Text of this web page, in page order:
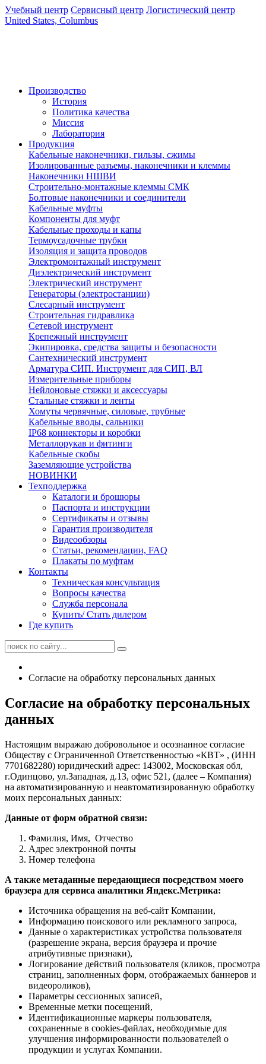
Учебный центр Сервисный центр Логистический центр
United States, Columbus
Производство
История
Политика качества
Миссия
Лаборатория
Продукция
Кабельные наконечники, гильзы, сжимы
Изолированные разъемы, наконечники и клеммы
Наконечники НШВИ
Строительно-монтажные клеммы СМК
Болтовые наконечники и соединители
Кабельные муфты
Компоненты для муфт
Кабельные проходы и капы
Термоусадочные трубки
Изоляция и защита проводов
Электромонтажный инструмент
Диэлектрический инструмент
Электрический инструмент
Генераторы (электростанции)
Слесарный инструмент
Строительная гидравлика
Сетевой инструмент
Крепежный инструмент
Экипировка, средства защиты и безопасности
Сантехнический инструмент
Арматура СИП. Инструмент для СИП, ВЛ
Измерительные приборы
Нейлоновые стяжки и аксессуары
Стальные стяжки и ленты
Хомуты червячные, силовые, трубные
Кабельные вводы, сальники
IP68 коннекторы и коробки
Металлорукав и фитинги
Кабельные скобы
Заземляющие устройства
НОВИНКИ
Техподдержка
Каталоги и брошюры
Паспорта и инструкции
Сертификаты и отзывы
Гарантия производителя
Видеообзоры
Статьи, рекомендации, FAQ
Плакаты по муфтам
Контакты
Техническая консультация
Вопросы качества
Служба персонала
Купить/ Стать дилером
Где купить
Согласие на обработку персональных данных
Согласие на обработку персональных
данных
Настоящим выражаю добровольное и осознанное согласие
Обществу с Ограниченной Ответственностью «КВТ» , (ИНН
7701682280) юридический адрес: 143002, Московская обл,
г.Одинцово, ул.Западная, д.13, офис 521, (далее – Компания)
на автоматизированную и неавтоматизированную обработку
моих персональных данных:
Данные от форм обратной связи:
Фамилия, Имя, Отчество
Адрес электронной почты
Номер телефона
А также метаданные передающиеся посредством моего
браузера для сервиса аналитики Яндекс.Метрика:
Источника обращения на веб-сайт Компании,
Информацию поискового или рекламного запроса,
Данные о характеристиках устройства пользователя
(разрешение экрана, версия браузера и прочие
атрибутивные признаки),
Логирование действий пользователя (кликов, просмотра
страниц, заполненных форм, отображаемых баннеров и
видеороликов),
Параметры сессионных записей,
Временные метки посещений,
Идентификационные маркеры пользователя,
сохраненные в cookies-файлах, необходимые для
улучшения информированности пользователей о
продукции и услугах Компании.